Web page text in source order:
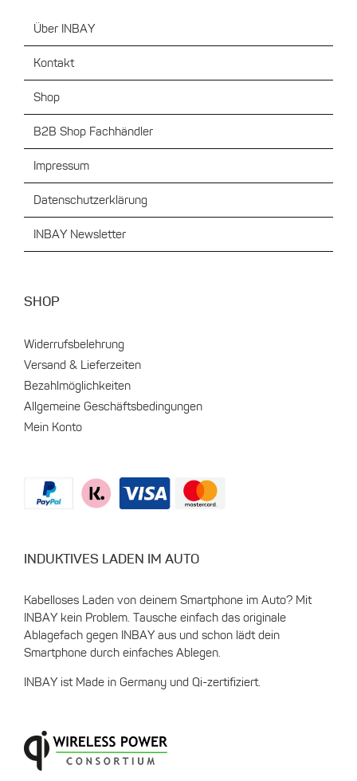
Über INBAY
Kontakt
Shop
B2B Shop Fachhändler
Impressum
Datenschutzerklärung
INBAY Newsletter
SHOP
Widerrufsbelehrung
Versand & Lieferzeiten
Bezahlmöglichkeiten
Allgemeine Geschäftsbedingungen
Mein Konto
INDUKTIVES LADEN IM AUTO
Kabelloses Laden von deinem Smartphone im Auto? Mit
INBAY kein Problem. Tausche einfach das originale
Ablagefach gegen INBAY aus und schon lädt dein
Smartphone durch einfaches Ablegen.
INBAY ist Made in Germany und Qi-zertifiziert.